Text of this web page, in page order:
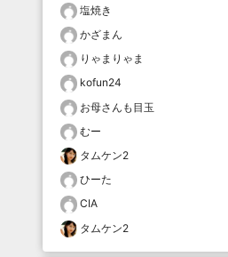
塩焼き
かざまん
りゃまりゃま
kofun24
お母さんも目玉
むー
タムケン2
ひーた
CIA
タムケン2